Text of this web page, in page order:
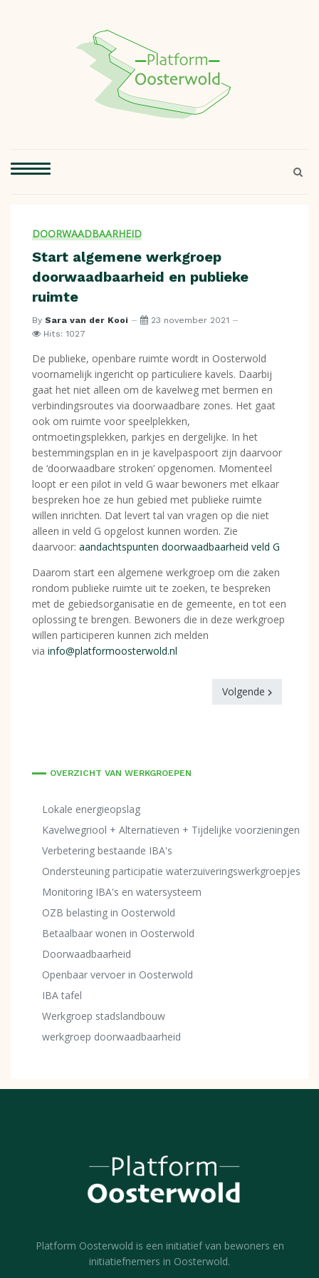
DOORWAADBAARHEID
Start algemene werkgroep
doorwaadbaarheid en publieke
ruimte
By Sara van der Kooi
23 november 2021
Hits: 1027
De publieke, openbare ruimte wordt in Oosterwold
voornamelijk ingericht op particuliere kavels. Daarbij
gaat het niet alleen om de kavelweg met bermen en
verbindingsroutes via doorwaadbare zones. Het gaat
ook om ruimte voor speelplekken,
ontmoetingsplekken, parkjes en dergelijke. In het
bestemmingsplan en in je kavelpaspoort zijn daarvoor
de ‘doorwaadbare stroken’ opgenomen. Momenteel
loopt er een pilot in veld G waar bewoners met elkaar
bespreken hoe ze hun gebied met publieke ruimte
willen inrichten. Dat levert tal van vragen op die niet
alleen in veld G opgelost kunnen worden. Zie
daarvoor: aandachtspunten doorwaadbaarheid veld G
Daarom start een algemene werkgroep om die zaken
rondom publieke ruimte uit te zoeken, te bespreken
met de gebiedsorganisatie en de gemeente, en tot een
oplossing te brengen. Bewoners die in deze werkgroep
willen participeren kunnen zich melden
via info@platformoosterwold.nl
Volgende
OVERZICHT VAN WERKGROEPEN
Lokale energieopslag
Kavelwegriool + Alternatieven + Tijdelijke voorzieningen
Verbetering bestaande IBA's
Ondersteuning participatie waterzuiveringswerkgroepjes
Monitoring IBA's en watersysteem
OZB belasting in Oosterwold
Betaalbaar wonen in Oosterwold
Doorwaadbaarheid
Openbaar vervoer in Oosterwold
IBA tafel
Werkgroep stadslandbouw
werkgroep doorwaadbaarheid
Platform Oosterwold is een initiatief van bewoners en
initiatiefnemers in Oosterwold.